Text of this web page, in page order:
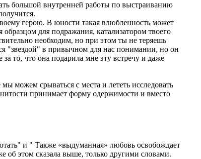
большой внутренней работы по выстраиванию
герою. В юности такая влюбленность может
для подражания, катализатором твоего
необходим, но при этом ты не теряешь
"звездой" в привычном для нас понимании, но он
то, что она подарила мне эту встречу и даже
можем срываться с места и лететь исследовать
принимает форму одержимости и вместо
и " Также «выдуманная» любовь освобождает
этом сказала выше, только другими словами.